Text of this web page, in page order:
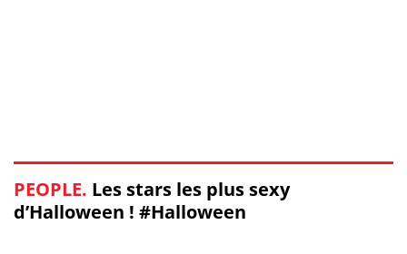
PEOPLE. Les stars les plus sexy
d’Halloween ! #Halloween